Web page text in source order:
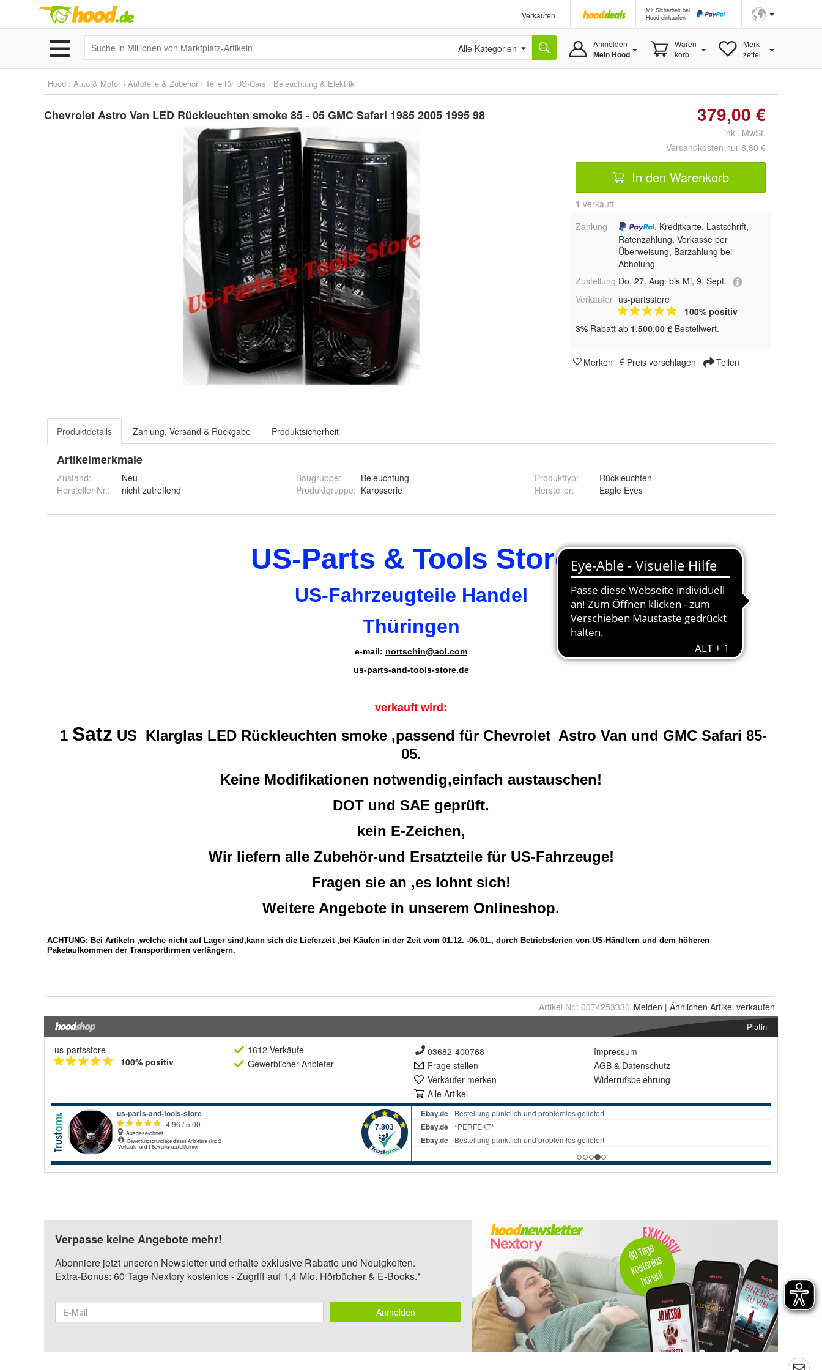
Verkaufen
Mit Sicherheit bei
Hood einkaufen
Alle Kategorien Anmelden
Mein Hood
Waren-
korb
Merk-
zettel
Hood › Auto & Motor › Autoteile & Zubehör › Teile für US-Cars › Beleuchtung & Elektrik
Chevrolet Astro Van LED Rückleuchten smoke 85 - 05 GMC Safari 1985 2005 1995 98 379,00 €
inkl. MwSt.
Versandkosten nur 8,80 €
In den Warenkorb
1 verkauft
Zahlung
, Kreditkarte, Lastschrift,
Ratenzahlung, Vorkasse per
Überweisung, Barzahlung bei
Abholung
Zustellung Do, 27. Aug. bis Mi, 9. Sept.
Verkäufer us-partsstore
100% positiv
3% Rabatt ab 1.500,00 € Bestellwert.
Merken Preis vorschlagen Teilen
Produktdetails Zahlung, Versand & Rückgabe Produktsicherheit
Artikelmerkmale
Zustand:
Neu
Hersteller Nr.:
nicht zutreffend
Baugruppe:
Beleuchtung
Produktgruppe: Karosserie
Produkttyp:
Rückleuchten
Hersteller: Eagle Eyes
Artikel Nr.: 0074253330 Melden | Ähnlichen Artikel verkaufen
Platin
us-partsstore
100% positiv
1612 Verkäufe
Gewerblicher Anbieter
03682-400768
Frage stellen
Verkäufer merken
Alle Artikel
Impressum
AGB & Datenschutz
Widerrufsbelehrung
Verpasse keine Angebote mehr!
Abonniere jetzt unseren Newsletter und erhalte exklusive Rabatte und Neuigkeiten.
Extra-Bonus: 60 Tage Nextory kostenlos - Zugriff auf 1,4 Mio. Hörbücher & E-Books.*
Anmelden